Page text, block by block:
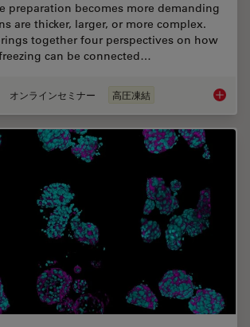
preparation becomes more demanding
are thicker, larger, or more complex.
together four perspectives on how
can be connected…
オンラインセミナー 高圧凍結 Cryo-